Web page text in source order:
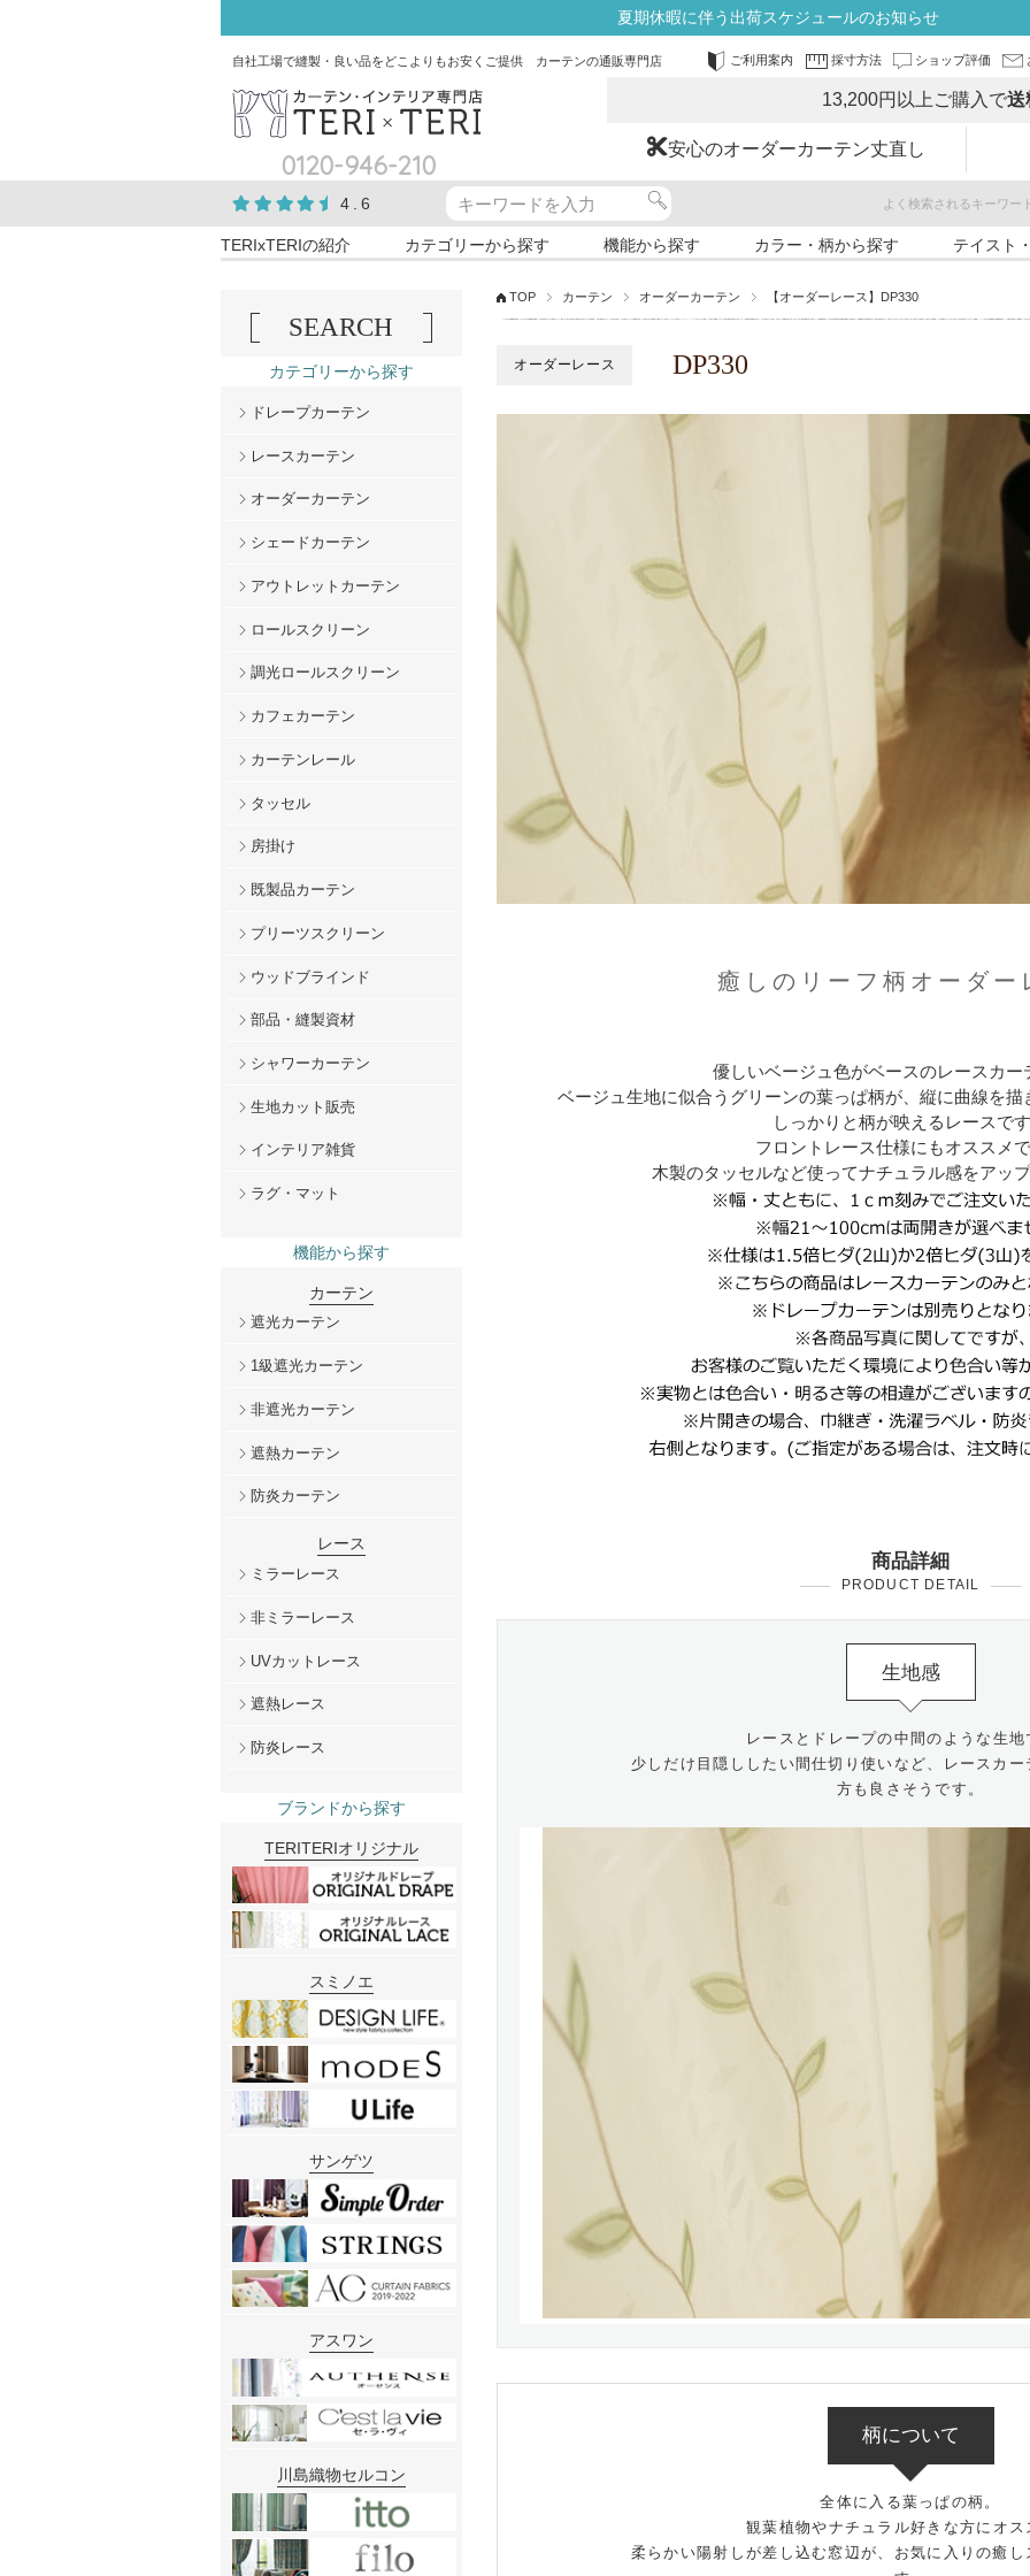
夏期休暇に伴う出荷スケジュールのお知らせ
自社工場で縫製・良い品をどこよりもお安くご提供 カーテンの通販専門店 ご利用案内 採寸方法 ショップ評価
0120-946-210
13,200円以上ご購入で送
安心のオーダーカーテン丈直し
4.6 よく検索されるキーワー
TERIxTERIの紹介 カテゴリーから探す 機能から探す カラー・柄から探す テイスト
TOP カーテン オーダーカーテン 【オーダーレース】DP330
癒しのリーフ柄オーダー
オーダーレース DP330
優しいベージュ色がベースのレースカー
ベージュ生地に似合うグリーンの葉っぱ柄が、縦に曲線を
しっかりと柄が映えるレースで
フロントレース仕様にもオススメ
木製のタッセルなど使ってナチュラル感をアッ
商品詳細
PRODUCT DETAIL
生地感
レースとドレープの中間のような生地
少しだけ目隠ししたい間仕切り使いなど、レースカ
方も良さそうです。
柄について
全体に入る葉っぱの柄。
観葉植物やナチュラル好きな方にオス
柔らかい陽射しが差し込む窓辺が、お気に入りの癒
SEARCH
カテゴリーから探す
ドレープカーテン
レースカーテン
オーダーカーテン
シェードカーテン
アウトレットカーテン
ロールスクリーン
調光ロールスクリーン
カフェカーテン
カーテンレール
タッセル
房掛け
既製品カーテン
プリーツスクリーン
ウッドブラインド
部品・縫製資材
シャワーカーテン
生地カット販売
インテリア雑貨
ラグ・マット
機能から探す
カーテン
遮光カーテン
1級遮光カーテン
非遮光カーテン
遮熱カーテン
防炎カーテン
レース
ミラーレース
非ミラーレース
UVカットレース
遮熱レース
防炎レース
ブランドから探す
TERITERIオリジナル
スミノエ
サンゲツ
アスワン
川島織物セルコン